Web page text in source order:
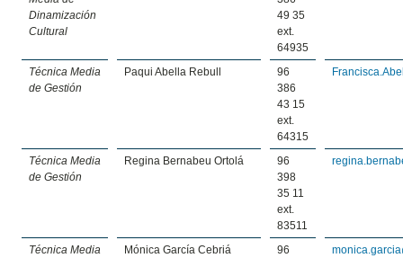
Dinamización
Cultural
49 35
ext.
64935
Técnica Media
de Gestión
Paqui Abella Rebull
96
386
43 15
ext.
64315
Técnica Media
de Gestión
Regina Bernabeu Ortolá
96
398
35 11
ext.
83511
Técnica Media
Mónica García Cebriá
96